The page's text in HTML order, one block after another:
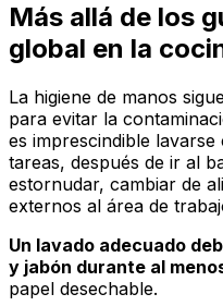
Más allá de los
global en la
La higiene de manos
para evitar la
es imprescindible
tareas, después de ir al
estornudar, cambiar de
externos al área de
Un lavado adecuado
y jabón durante al
papel desechable.